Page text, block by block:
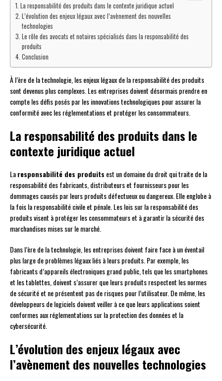
La responsabilité des produits dans le contexte juridique actuel
L’évolution des enjeux légaux avec l’avènement des nouvelles
technologies
Le rôle des avocats et notaires spécialisés dans la responsabilité des
produits
Conclusion
À l’ère de la technologie, les enjeux légaux de la responsabilité des produits
sont devenus plus complexes. Les entreprises doivent désormais prendre en
compte les défis posés par les innovations technologiques pour assurer la
conformité avec les réglementations et protéger les consommateurs.
La responsabilité des produits dans le
contexte juridique actuel
Laresponsabilité des produits est un domaine du droit qui traite de la
responsabilité des fabricants, distributeurs et fournisseurs pour les
dommages causés par leurs produits défectueux ou dangereux. Elle englobe à
la fois la responsabilité civile et pénale. Les lois sur la responsabilité des
produits visent à protéger les consommateurs et à garantir la sécurité des
marchandises mises sur le marché.
Dans l’ère de la technologie, les entreprises doivent faire face à un éventail
plus large de problèmes légaux liés à leurs produits. Par exemple, les
fabricants d’appareils électroniques grand public, tels que les smartphones
et les tablettes, doivent s’assurer que leurs produits respectent les normes
de sécurité et ne présentent pas de risques pour l’utilisateur. De même, les
développeurs de logiciels doivent veiller à ce que leurs applications soient
conformes aux réglementations sur la protection des données et la
cybersécurité.
L’évolution des enjeux légaux avec
l’avènement des nouvelles technologies